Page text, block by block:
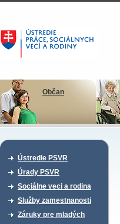
Občan
Ústredie PSVR
Úrady PSVR
Sociálne veci a rodina
Služby zamestnanosti
Záruky pre mladých